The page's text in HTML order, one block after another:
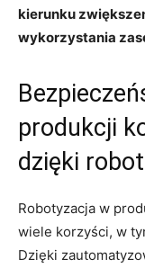
⁤kierunku
‍wykorzystania⁣
produkcji
dzięki‌
Robotyzacja w
wiele ⁣korzyści, w
Dzięki